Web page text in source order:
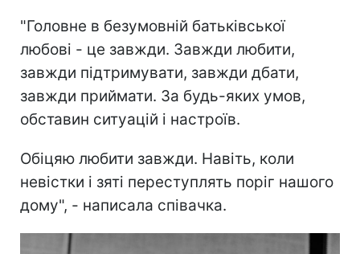
"Головне в безумовній батьківської
любові - це завжди. Завжди любити,
завжди підтримувати, завжди дбати,
завжди приймати. За будь-яких умов,
обставин ситуацій і настроїв.
Обіцяю любити завжди. Навіть, коли
невістки і зяті переступлять поріг нашого
дому", - написала співачка.